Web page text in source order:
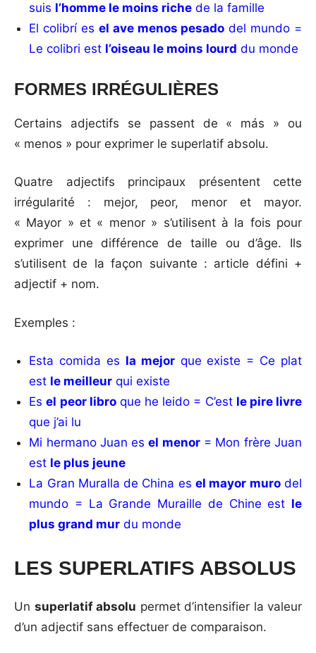
suis l’homme le moins riche de la famille
El colibrí es el ave menos pesado del mundo =
Le colibri est l’oiseau le moins lourd du monde
FORMES IRRÉGULIÈRES
Certains adjectifs se passent de « más » ou
« menos » pour exprimer le superlatif absolu.
Quatre adjectifs principaux présentent cette
irrégularité : mejor, peor, menor et mayor.
« Mayor » et « menor » s’utilisent à la fois pour
exprimer une différence de taille ou d’âge. Ils
s’utilisent de la façon suivante : article défini +
adjectif + nom.
Exemples :
Esta comida es la mejorque existe = Ce plat
est le meilleur qui existe
Esel peor libroque he leido = C’est le pire livre
que j’ai lu
Mi hermano Juan esel menor= Mon frère Juan
est le plus jeune
La Gran Muralla de China esel mayor murodel
mundo = La Grande Muraille de Chine est le
plus grand mur du monde
LES SUPERLATIFS ABSOLUS
Un superlatif absolu permet d’intensifier la valeur
d’un adjectif sans effectuer de comparaison.